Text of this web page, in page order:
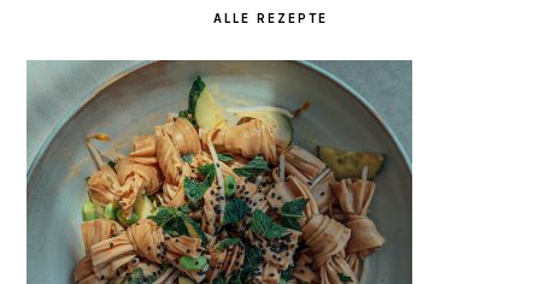
ALLE REZEPTE